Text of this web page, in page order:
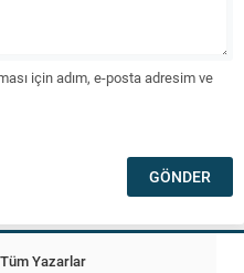
için adım, e-posta adresim ve
Tüm Yazarlar